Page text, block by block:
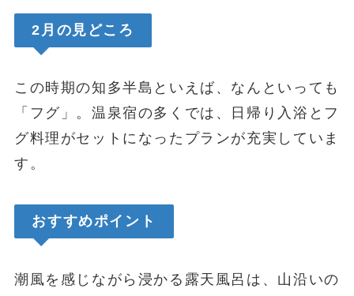
2月の見どころ
この時期の知多半島といえば、なんといっても
「フグ」。温泉宿の多くでは、日帰り入浴とフ
グ料理がセットになったプランが充実していま
す。
おすすめポイント
潮風を感じながら浸かる露天風呂は、山沿いの